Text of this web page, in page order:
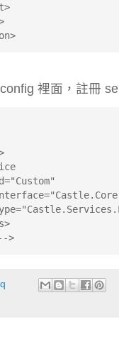
裡面，註冊
>